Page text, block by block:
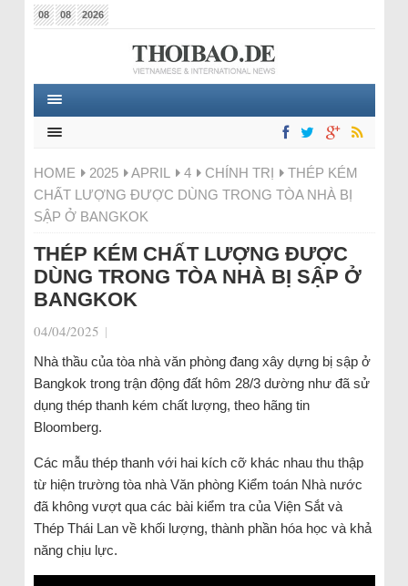
08 08 2026
HOME 2025 APRIL 4 CHÍNH TRỊ
THÉP KÉM
CHẤT LƯỢNG ĐƯỢC DÙNG TRONG TÒA NHÀ BỊ
SẬP Ở BANGKOK
THÉP KÉM CHẤT LƯỢNG ĐƯỢC
DÙNG TRONG TÒA NHÀ BỊ SẬP Ở
BANGKOK
04/04/2025 |
Nhà thầu của tòa nhà văn phòng đang xây dựng bị sập ở
Bangkok trong trận động đất hôm 28/3 dường như đã sử
dụng thép thanh kém chất lượng, theo hãng tin
Bloomberg.
Các mẫu thép thanh với hai kích cỡ khác nhau thu thập
từ hiện trường tòa nhà Văn phòng Kiểm toán Nhà nước
đã không vượt qua các bài kiểm tra của Viện Sắt và
Thép Thái Lan về khối lượng, thành phần hóa học và khả
năng chịu lực.